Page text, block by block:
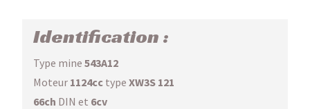
Identification :
Type mine 543A12
Moteur 1124cc type XW3S 121
66ch DIN et 6cv